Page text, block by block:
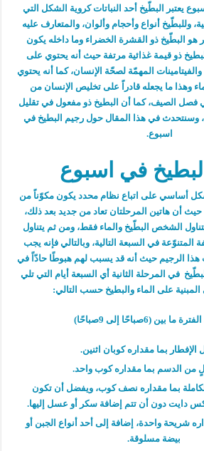
يعتبر البطّيخ أحد النباتات كروية الشكل التي
وللبطّيخ أنواع وأحجام وألوان، والمتعارف عليه
هو البطّيخ ذو القشرة الخضراء وما داخله يكون
ذو قيمة غذائية مرتفة حيث أنه يحتوي على
والفيتامينات المهمّة لصحّة الإنسان، كما أنه يحتوي
وهذا ما يجعله قادراً على تخليص الإنسان من
الصيف، كما أن البطيخ ذو مفعول في تقليل
وسنتحدث في هذا المقال حول رجيم البطيخ في
اسبوع.
في اسبوع
أساسي على اتباع نظام محدد يكون مكوّناً من
أن هاتين المرحلتان تعاد من جديد بعد ذلك،
يتناول الشخص البطّيخ والماء فقط، ومن ثم يتناول
المتنوّعة في السبعة التالية، وبالتالي فإنه يجب
الرجيم حيث أنه قد يسبب لهم هبوطًا حادّاً في
في المرحلة الثانية أي السبعة أيام التي تلي
المبنية على الماء والبطيخ حسب التالي:
بين (6صباحًا إلى 9صباحًا)
الإفطار بما مقداره كوبان اثنين.
من الدسم بما مقداره كوب واحد.
بما مقداره نصف كوب، ويفضل أن تكون
دايت دون أن تتم إضافة سكر أو عسل إليها.
شريحة واحدة، إضافة إلى أحد أنواع الجبن أو
بيضة مسلوقة.